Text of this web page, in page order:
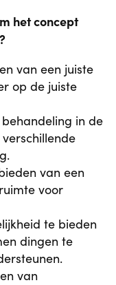
het concept
van een juiste
op de juiste
in de
van een
voor
te bieden
dingen te
van